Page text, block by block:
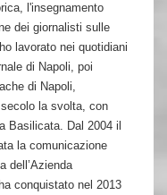
l'insegnamento
dei giornalisti sulle
lavorato nei quotidiani
di Napoli, poi
di Napoli,
la svolta, con
Basilicata. Dal 2004 il
la comunicazione
dell’Azienda
conquistato nel 2013